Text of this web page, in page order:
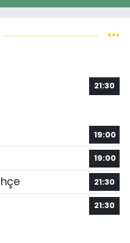
21:30
19:00
19:00
21:30
21:30